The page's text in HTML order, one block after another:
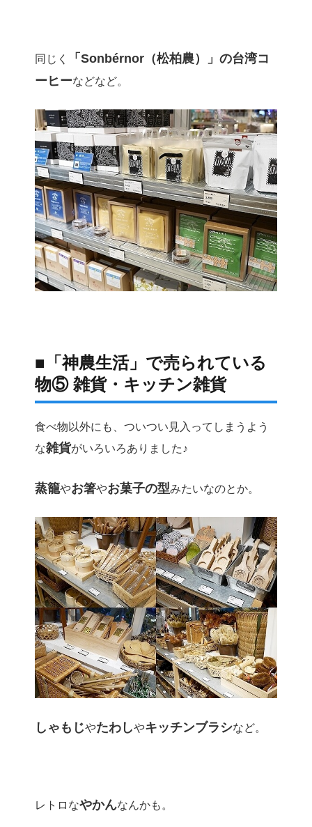
同じく
「Sonbérnor（松柏農）」の台湾コ
ーヒーなどなど。
■「神農生活」で売られている
物⑤ 雑貨・キッチン雑貨
食べ物以外にも、ついつい見入ってしまうよう
な雑貨がいろいろありました♪
蒸籠やお箸やお菓子の型みたいなのとか。
しゃもじやたわしやキッチンブラシなど。
レトロなやかんなんかも。